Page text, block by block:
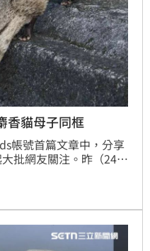
香貓母子同框
帳號首篇文章中，分享
批網友關注。昨（24）
「留友看像海參的小胖